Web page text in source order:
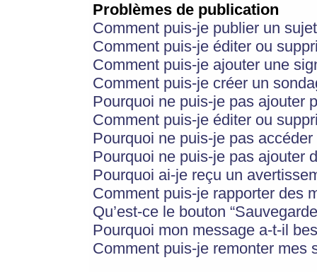
Problèmes de publication
Comment puis-je publier un
Comment puis-je éditer ou
Comment puis-je ajouter une
Comment puis-je créer un
Pourquoi ne puis-je pas ajouter
Comment puis-je éditer ou
Pourquoi ne puis-je pas
Pourquoi ne puis-je pas ajouter
Pourquoi ai-je reçu un
Comment puis-je rapporter des
Qu’est-ce le bouton
Pourquoi mon message a-t-il
Comment puis-je remonter mes